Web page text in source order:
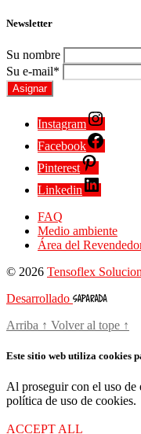
Newsletter
Su nombre
Su e-mail*
Instagram
Facebook
Pinterest
Linkedin
FAQ
Medio ambiente
Área del
© 2026 Tensoflex
Desarrollado
Arriba ↑ Volver al tope ↑
Este sitio web utiliza cookies
Al proseguir con el uso de
política de uso de cookies.
ACCEPT ALL